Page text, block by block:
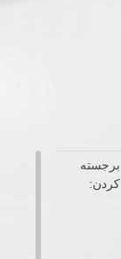
برجسته
کردن